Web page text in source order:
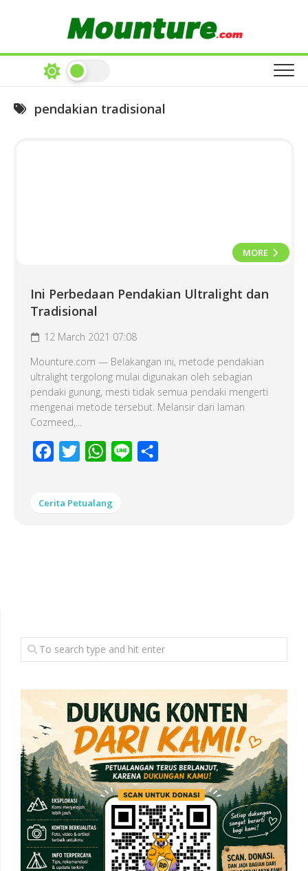
pendakian tradisional
MORE
Ini Perbedaan Pendakian Ultralight dan
Tradisional
12 March 2021 07:08
Mounture.com — Belakangan ini, metode pendakian
ultralight tergolong mulai digunakan oleh sebagian
pendaki gunung, mesti tidak semua pendaki mengerti
mengenai metode tersebut. Melansir dari laman
Cozmeed,...
Facebook
Twitter WhatsApp
Line
Cerita Petualang